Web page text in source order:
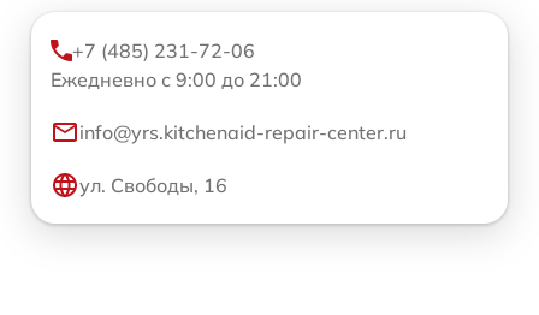
+7 (485) 231-72-06
Ежедневно с 9:00 до 21:00
info@yrs.kitchenaid-repair-center.ru
ул. Свободы, 16